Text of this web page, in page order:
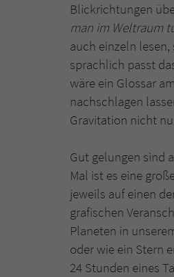
Blickrichtungen
man im Weltraum
auch einzeln
sprachlich passt
wäre ein Glossar
nachschlagen
Gravitation nicht
Gut gelungen sind
Mal ist es eine
jeweils auf einen
grafischen
Planeten in
oder wie ein Stern
24 Stunden eines